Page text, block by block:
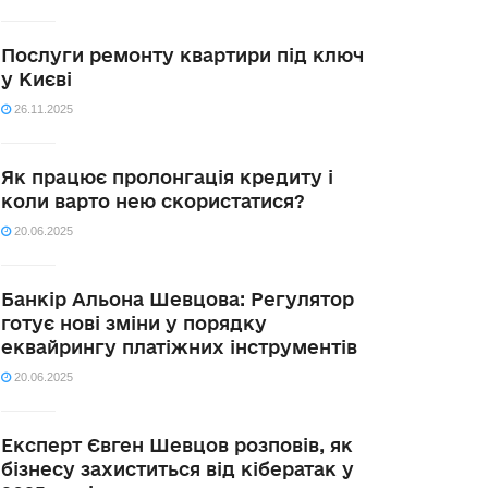
Послуги ремонту квартири під ключ
у Києві
26.11.2025
Як працює пролонгація кредиту і
коли варто нею скористатися?
20.06.2025
Банкір Альона Шевцова: Регулятор
готує нові зміни у порядку
еквайрингу платіжних інструментів
20.06.2025
Експерт Євген Шевцов розповів, як
бізнесу захиститься від кібератак у